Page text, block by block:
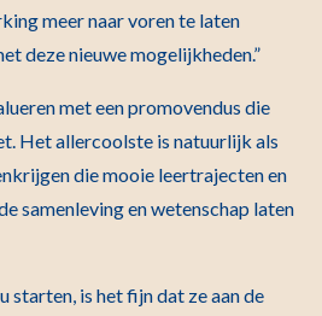
meer naar voren te laten
deze nieuwe mogelijkheden.”
met een promovendus die
Het allercoolste is natuurlijk als
die mooie leertrajecten en
samenleving en wetenschap laten
starten, is het fijn dat ze aan de